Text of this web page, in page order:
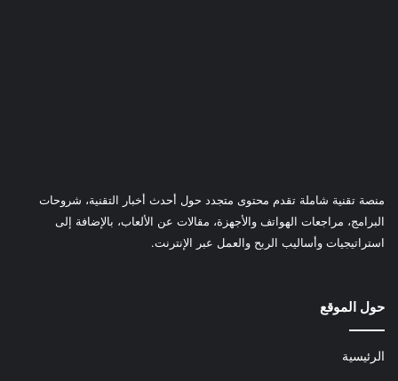
منصة تقنية شاملة تقدم محتوى متجدد حول أحدث أخبار التقنية، شروحات
البرامج، مراجعات الهواتف والأجهزة، مقالات عن الألعاب، بالإضافة إلى
استراتيجيات وأساليب الربح والعمل عبر الإنترنت.
حول الموقع
الرئيسية